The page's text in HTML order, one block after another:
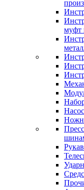
муфт